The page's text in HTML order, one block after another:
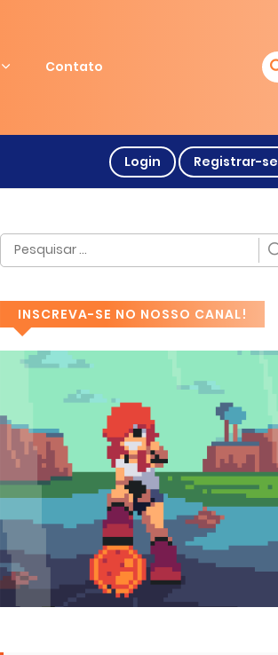
Contato
Login Registrar-se
INSCREVA-SE NO NOSSO CANAL!